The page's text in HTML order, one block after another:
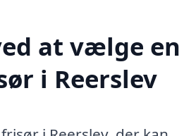
at vælge en
i Reerslev